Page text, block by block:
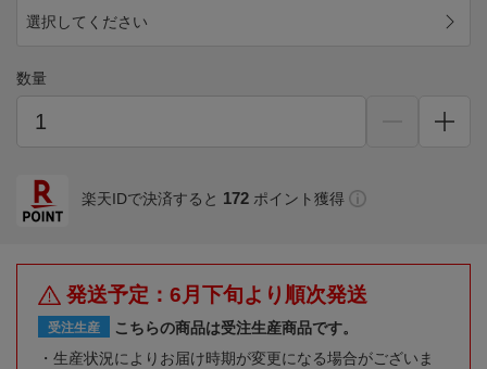
選択してください
数量
楽天IDで決済すると 172 ポイント獲得
発送予定：6月下旬より順次発送
受注生産
こちらの商品は受注生産商品です。
生産状況によりお届け時期が変更になる場合がございま